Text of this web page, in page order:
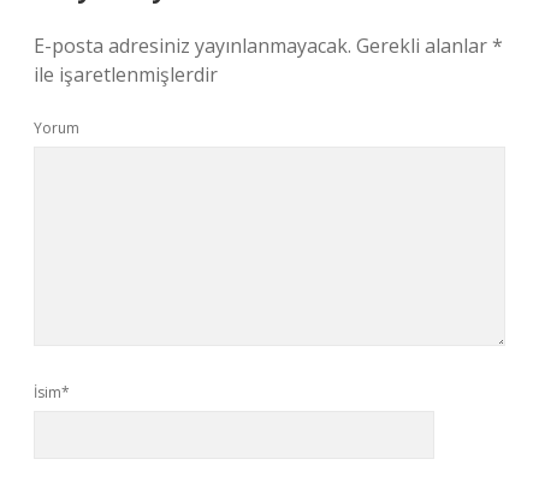
E-posta adresiniz yayınlanmayacak. Gerekli alanlar*
ile işaretlenmişlerdir
Yorum
İsim*